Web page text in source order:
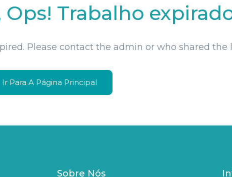
Trabalho
Please contact the admin or who shared the
Ir Para A Página Principal
Sobre Nós